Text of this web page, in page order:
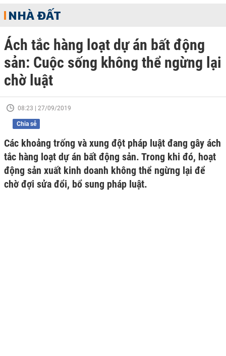
NHÀ ĐẤT
Ách tắc hàng loạt dự án bất động
sản: Cuộc sống không thể ngừng lại
chờ luật
08:23 | 27/09/2019
Chia sẻ
Các khoảng trống và xung đột pháp luật đang gây ách
tắc hàng loạt dự án bất động sản. Trong khi đó, hoạt
động sản xuất kinh doanh không thể ngừng lại để
chờ đợi sửa đổi, bổ sung pháp luật.